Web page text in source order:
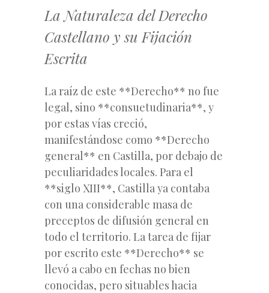
La Naturaleza del Derecho
Castellano y su Fijación
Escrita
La raíz de este **Derecho** no fue
legal, sino **consuetudinaria**, y
por estas vías creció,
manifestándose como **Derecho
general** en Castilla, por debajo de
peculiaridades locales. Para el
**siglo XIII**, Castilla ya contaba
con una considerable masa de
preceptos de difusión general en
todo el territorio. La tarea de fijar
por escrito este **Derecho** se
llevó a cabo en fechas no bien
conocidas, pero situables hacia